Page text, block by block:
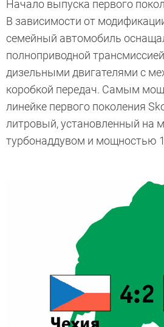
Начало выпуска первого
В зависимости от
семейный автомобиль
полноприводной
дизельными двигателями с
коробкой передач. Самым
линейке ­первого поколения
литровый, установленный на
турбонаддувом и мощностью